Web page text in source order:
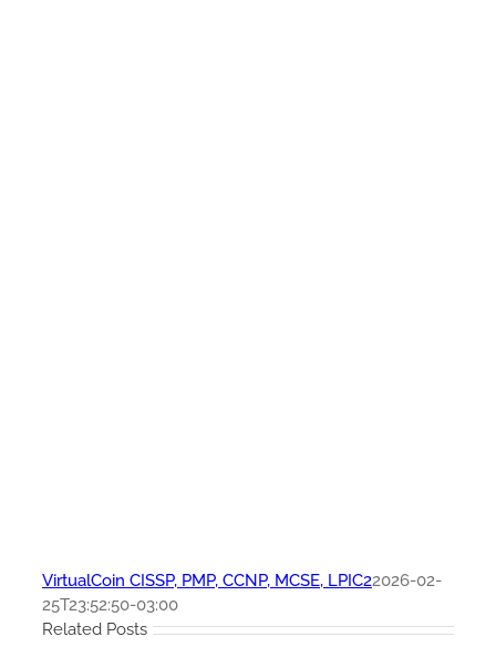
VirtualCoin CISSP, PMP, CCNP, MCSE, LPIC22026-02-
25T23:52:50-03:00
Related Posts